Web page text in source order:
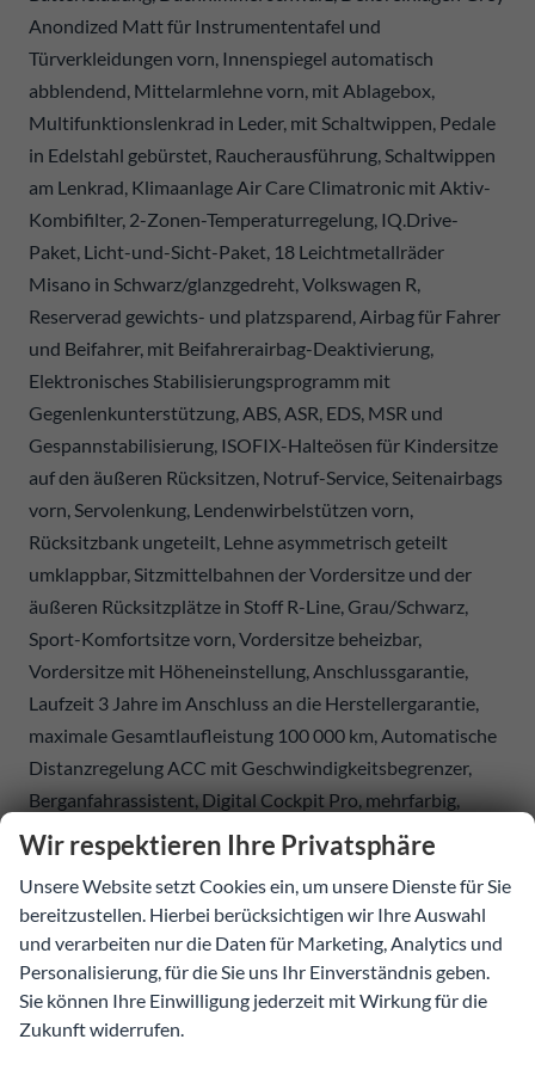
Anondized Matt für Instrumententafel und
Türverkleidungen vorn, Innenspiegel automatisch
abblendend, Mittelarmlehne vorn, mit Ablagebox,
Multifunktionslenkrad in Leder, mit Schaltwippen, Pedale
in Edelstahl gebürstet, Raucherausführung, Schaltwippen
am Lenkrad, Klimaanlage Air Care Climatronic mit Aktiv-
Kombifilter, 2-Zonen-Temperaturregelung, IQ.Drive-
Paket, Licht-und-Sicht-Paket, 18 Leichtmetallräder
Misano in Schwarz/glanzgedreht, Volkswagen R,
Reserverad gewichts- und platzsparend, Airbag für Fahrer
und Beifahrer, mit Beifahrerairbag-Deaktivierung,
Elektronisches Stabilisierungsprogramm mit
Gegenlenkunterstützung, ABS, ASR, EDS, MSR und
Gespannstabilisierung, ISOFIX-Halteösen für Kindersitze
auf den äußeren Rücksitzen, Notruf-Service, Seitenairbags
vorn, Servolenkung, Lendenwirbelstützen vorn,
Rücksitzbank ungeteilt, Lehne asymmetrisch geteilt
umklappbar, Sitzmittelbahnen der Vordersitze und der
äußeren Rücksitzplätze in Stoff R-Line, Grau/Schwarz,
Sport-Komfortsitze vorn, Vordersitze beheizbar,
Vordersitze mit Höheneinstellung, Anschlussgarantie,
Laufzeit 3 Jahre im Anschluss an die Herstellergarantie,
maximale Gesamtlaufleistung 100 000 km, Automatische
Distanzregelung ACC mit Geschwindigkeitsbegrenzer,
Berganfahrassistent, Digital Cockpit Pro, mehrfarbig,
verschiedene Info-Profile wählbar, Einparkhilfe -
Warnsignale bei Hindernissen im Front- und Heckbereich,
Fahrassistent Travel Assist und Spurhalteassistent Lane
Assist, Fußgänger- und Radfahrererkennung,
Müdigkeitserkennung, Notbremsassistent Front Assist,
Regensensor, Reifenkontrollanzeige, Rückfahrkamera Rear
View, Schlüsselloses Schließ- und Startsystem Keyless
Wir respektieren Ihre Privatsphäre
Unsere Website setzt Cookies ein, um unsere Dienste für Sie
bereitzustellen. Hierbei berücksichtigen wir Ihre Auswahl
und verarbeiten nur die Daten für Marketing, Analytics und
Personalisierung, für die Sie uns Ihr Einverständnis geben.
Sie können Ihre Einwilligung jederzeit mit Wirkung für die
Zukunft widerrufen.